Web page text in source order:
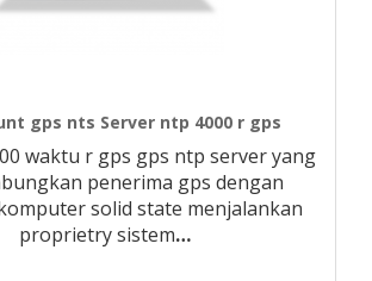
gps nts Server ntp 4000 r gps
waktu r gps gps ntp server yang
penerima gps dengan
solid state menjalankan
proprietry sistem…